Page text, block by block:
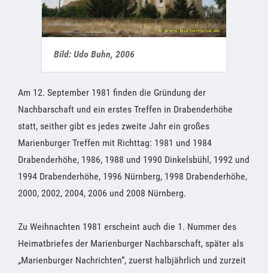
Bild: Udo Buhn, 2006
Am 12. September 1981 finden die Gründung der
Nachbarschaft und ein erstes Treffen in Drabenderhöhe
statt, seither gibt es jedes zweite Jahr ein großes
Marienburger Treffen mit Richttag: 1981 und 1984
Drabenderhöhe, 1986, 1988 und 1990 Dinkelsbühl, 1992 und
1994 Drabenderhöhe, 1996 Nürnberg, 1998 Drabenderhöhe,
2000, 2002, 2004, 2006 und 2008 Nürnberg.
Zu Weihnachten 1981 erscheint auch die 1. Nummer des
Heimatbriefes der Marienburger Nachbarschaft, später als
„Marienburger Nachrichten“, zuerst halbjährlich und zurzeit